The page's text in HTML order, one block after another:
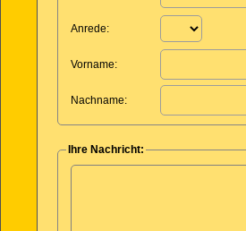
Anrede:
Vorname:
Nachname:
Ihre Nachricht: